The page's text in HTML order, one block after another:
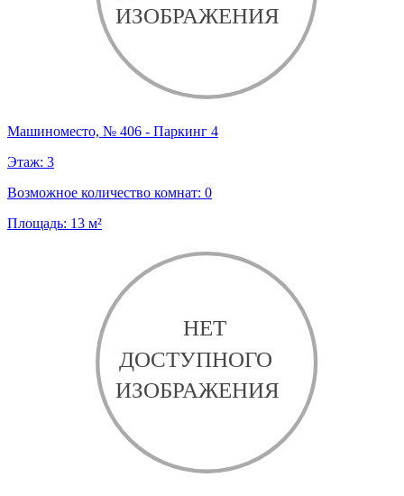
Машиноместо, № 406 - Паркинг 4
Этаж: 3
Возможное количество комнат: 0
Площадь: 13 м²